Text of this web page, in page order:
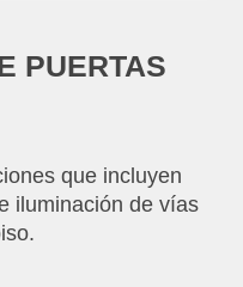
PUERTAS
que incluyen
iluminación de vías